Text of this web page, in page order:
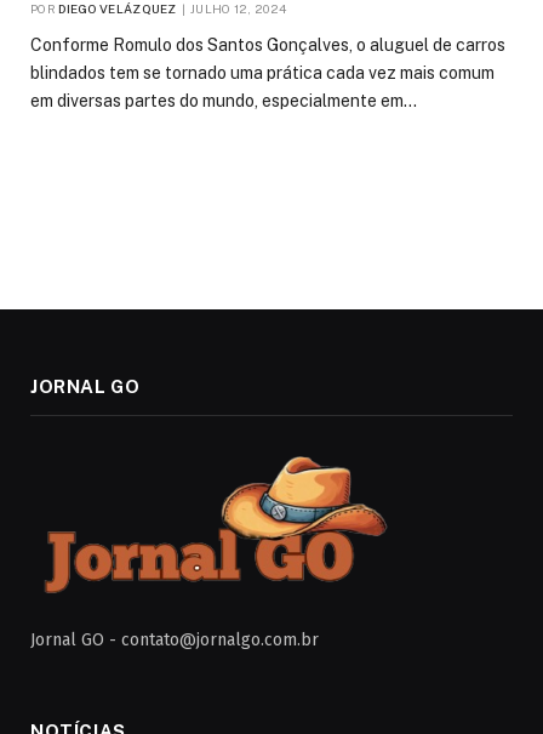
POR DIEGO VELÁZQUEZ JULHO 12, 2024
Conforme Romulo dos Santos Gonçalves, o aluguel de carros
blindados tem se tornado uma prática cada vez mais comum
em diversas partes do mundo, especialmente em…
JORNAL GO
Jornal GO - contato@jornalgo.com.br